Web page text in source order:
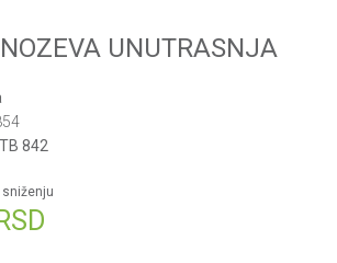
UNUTRASNJA
842
RSD